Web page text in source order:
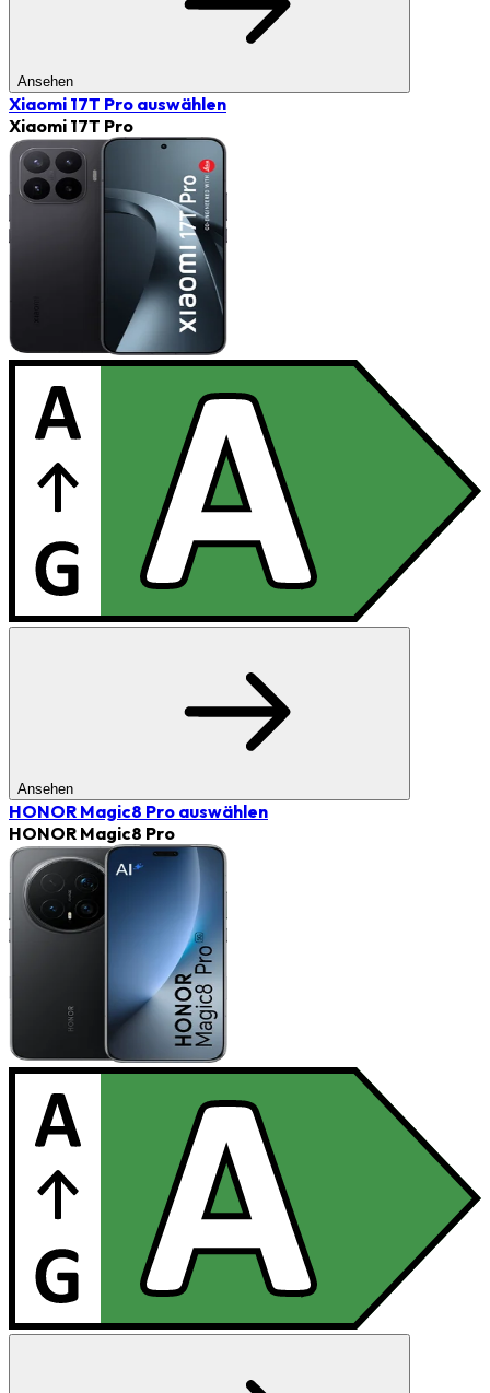
Ansehen
Xiaomi 17T Pro auswählen
Xiaomi 17T Pro
Ansehen
HONOR Magic8 Pro auswählen
HONOR Magic8 Pro